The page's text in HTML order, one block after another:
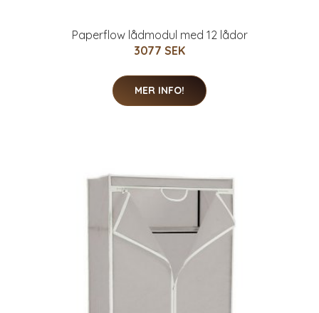
Paperflow lådmodul med 12 lådor
3077 SEK
MER INFO!